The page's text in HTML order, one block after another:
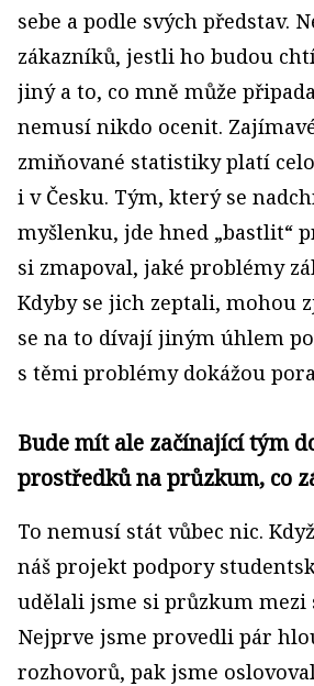
sebe a podle svých představ.
zákazníků, jestli ho budou
jiný a to, co mně může
nemusí nikdo ocenit.
zmiňované statistiky platí
i v Česku. Tým, který se
myšlenku, jde hned „bastlit“
si zmapoval, jaké problémy
Kdyby se jich zeptali, mohou
se na to dívají jiným úhlem
s těmi problémy dokážou
Bude mít ale začínající tým
prostředků na průzkum, co
To nemusí stát vůbec nic.
náš projekt podpory
udělali jsme si průzkum mezi
Nejprve jsme provedli pár
rozhovorů, pak jsme